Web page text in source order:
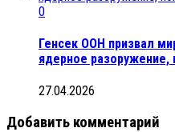
0
Генсек ООН призвал
ядерное
27.04.2026
Добавить комментарий